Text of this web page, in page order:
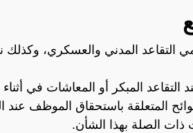
التقاعد المدني والعسكري، وكذلك
المبكر أو المعاشات في
المتعلقة باستحقاق الموظف عند
الصلة بهذا الشأن.